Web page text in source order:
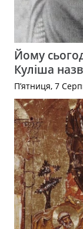
Йому
Куліша
П’ятниця, 7